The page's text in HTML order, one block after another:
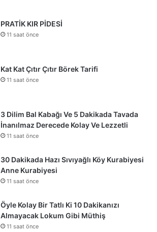
PRATİK KIR PİDESİ
11 saat önce
Kat Kat Çıtır Çıtır Börek Tarifi
11 saat önce
3 Dilim Bal Kabağı Ve 5 Dakikada Tavada
İnanılmaz Derecede Kolay Ve Lezzetli
11 saat önce
30 Dakikada Hazı Sıvıyağlı Köy Kurabiyesi
Anne Kurabiyesi
11 saat önce
Öyle Kolay Bir Tatlı Ki 10 Dakikanızı
Almayacak Lokum Gibi Müthiş
11 saat önce